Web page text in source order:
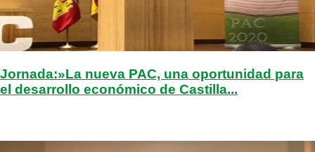
Jornada:»La nueva PAC, una oportunidad para
el desarrollo económico de Castilla...